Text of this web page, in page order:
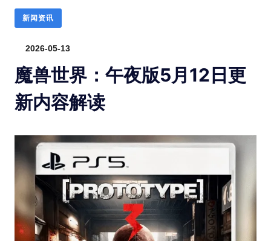
新闻资讯
2026-05-13
魔兽世界：午夜版5月12日更
新内容解读